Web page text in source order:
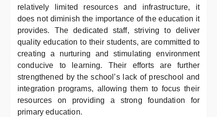
relatively limited resources and infrastructure, it
does not diminish the importance of the education it
provides. The dedicated staff, striving to deliver
quality education to their students, are committed to
creating a nurturing and stimulating environment
conducive to learning. Their efforts are further
strengthened by the school’s lack of preschool and
integration programs, allowing them to focus their
resources on providing a strong foundation for
primary education.